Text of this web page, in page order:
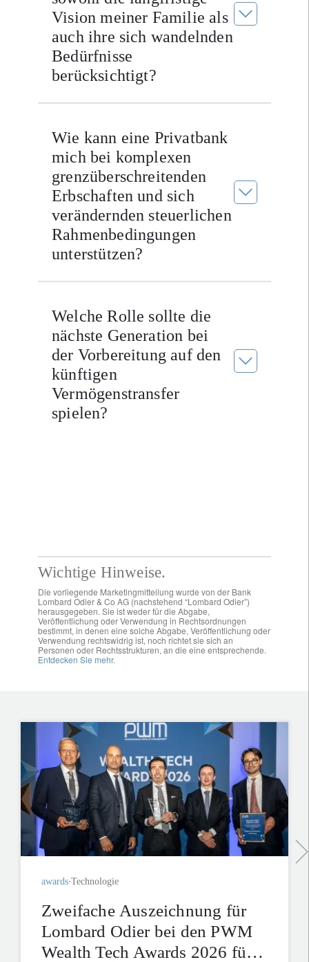
Vision meiner Familie als
auch ihre sich wandelnden
Bedürfnisse
berücksichtigt?
Wie kann eine Privatbank
mich bei komplexen
grenzüberschreitenden
Erbschaften und sich
verändernden steuerlichen
Rahmenbedingungen
unterstützen?
Welche Rolle sollte die
nächste Generation bei
der Vorbereitung auf den
künftigen
Vermögenstransfer
spielen?
Wichtige Hinweise.
Die vorliegende Marketingmitteilung wurde von der Bank
Lombard Odier & Co AG (nachstehend “Lombard Odier”)
herausgegeben. Sie ist weder für die Abgabe,
Veröffentlichung oder Verwendung in Rechtsordnungen
bestimmt, in denen eine solche Abgabe, Veröffentlichung oder
Verwendung rechtswidrig ist, noch richtet sie sich an
Personen oder Rechtsstrukturen, an die eine entsprechende.
Entdecken Sie mehr.
awards Technologie
Zweifache Auszeichnung für
Lombard Odier bei den PWM
Wealth Tech Awards 2026 für